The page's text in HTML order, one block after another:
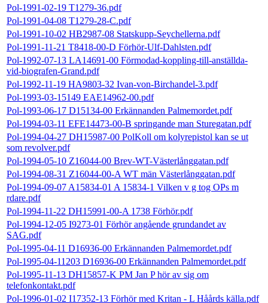
Pol-1991-02-19 T1279-36.pdf
Pol-1991-04-08 T1279-28-C.pdf
Pol-1991-10-02 HB2987-08 Statskupp-Seychellerna.pdf
Pol-1991-11-21 T8418-00-D Förhör-Ulf-Dahlsten.pdf
Pol-1992-07-13 LA14691-00 Förmodad-koppling-till-anställda-
vid-biografen-Grand.pdf
Pol-1992-11-19 HA9803-32 Ivan-von-Birchandel-3.pdf
Pol-1993-03-15149 EAE14962-00.pdf
Pol-1993-06-17 D15134-00 Erkännanden Palmemordet.pdf
Pol-1994-03-11 EFE14473-00-B springande man Sturegatan.pdf
Pol-1994-04-27 DH15987-00 PolKoll om kolyrepistol kan se ut
som revolver.pdf
Pol-1994-05-10 Z16044-00 Brev-WT-Västerlånggatan.pdf
Pol-1994-08-31 Z16044-00-A WT män Västerlånggatan.pdf
Pol-1994-09-07 A15834-01 A 15834-1 Vilken v g tog OPs m
rdare.pdf
Pol-1994-11-22 DH15991-00-A 1738 Förhör.pdf
Pol-1994-12-05 I9273-01 Förhör angående grundandet av
SAG.pdf
Pol-1995-04-11 D16936-00 Erkännanden Palmemordet.pdf
Pol-1995-04-11203 D16936-00 Erkännanden Palmemordet.pdf
Pol-1995-11-13 DH15857-K PM Jan P hör av sig om
telefonkontakt.pdf
Pol-1996-01-02 I17352-13 Förhör med Kritan - L Håårds källa.pdf